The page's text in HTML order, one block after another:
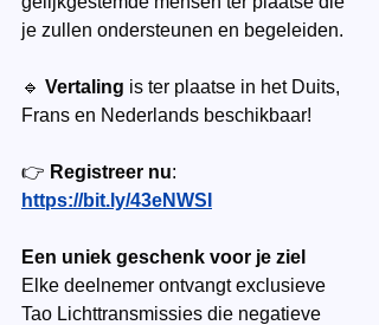
je zullen ondersteunen en begeleiden.
🔹 Vertaling is ter plaatse in het Duits,
Frans en Nederlands beschikbaar!
👉 Registreer nu:
https://bit.ly/43eNWSI
Een uniek geschenk voor je ziel
Elke deelnemer ontvangt exclusieve
Tao Lichttransmissies die negatieve